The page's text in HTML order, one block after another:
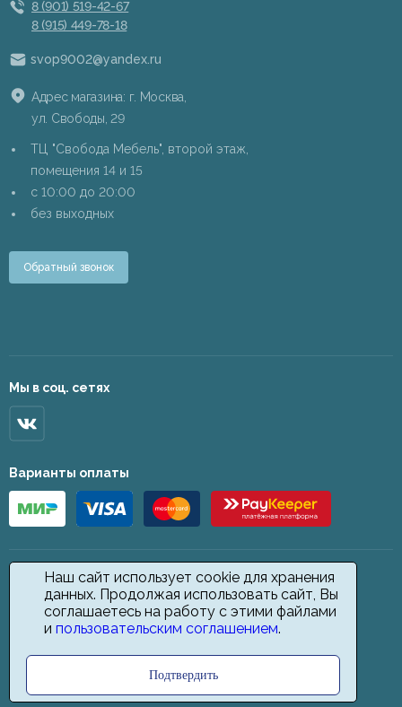
Наш сайт использует cookie для хранения
данных. Продолжая использовать сайт, Вы
соглашаетесь на работу с этими файлами
и пользовательским соглашением.
Подтвердить
8 (901) 519-42-67
8 (915) 449-78-18
svop9002@yandex.ru
Адрес магазина: г. Москва,
ул. Свободы, 29
ТЦ "Свобода Мебель", второй этаж,
помещения 14 и 15
c 10:00 до 20:00
без выходных
Обратный звонок
Мы в соц. сетях
Варианты оплаты
2026 © Star Carpet. ИП Кодиров Д. О., ИНН 361605146148. Все права